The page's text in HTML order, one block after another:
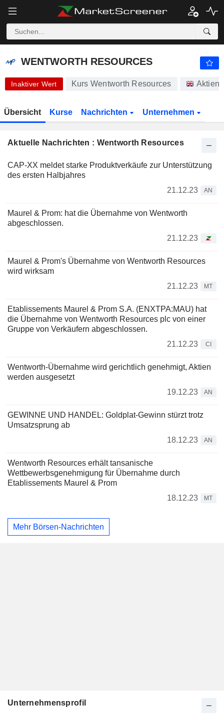
WENTWORTH RESOURCES 32,50 p -
WENTWORTH RESOURCES
Inaktiver Wert Kurs Wentworth Resources Aktien
Übersicht Kurse Nachrichten Unternehmen
Aktuelle Nachrichten : Wentworth Resources
CAP-XX meldet starke Produktverkäufe zur Unterstützung
des ersten Halbjahres
21.12.23
AN
Maurel & Prom: hat die Übernahme von Wentworth
abgeschlossen.
21.12.23
Maurel & Prom's Übernahme von Wentworth Resources
wird wirksam
21.12.23
MT
Etablissements Maurel & Prom S.A. (ENXTPA:MAU) hat
die Übernahme von Wentworth Resources plc von einer
Gruppe von Verkäufern abgeschlossen.
21.12.23
CI
Wentworth-Übernahme wird gerichtlich genehmigt, Aktien
werden ausgesetzt
19.12.23
AN
GEWINNE UND HANDEL: Goldplat-Gewinn stürzt trotz
Umsatzsprung ab
18.12.23
AN
Wentworth Resources erhält tansanische
Wettbewerbsgenehmigung für Übernahme durch
Etablissements Maurel & Prom
18.12.23
MT
Mehr Börsen-Nachrichten
Unternehmensprofil